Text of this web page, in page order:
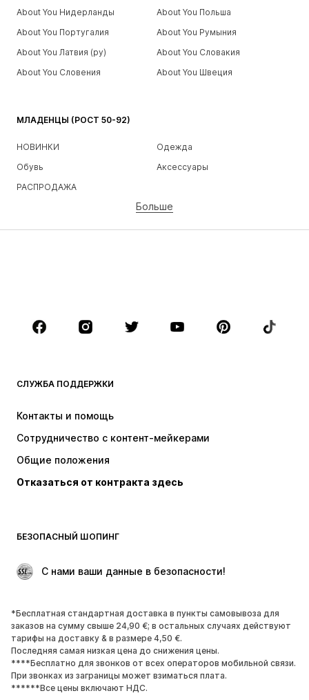
МЛАДЕНЦЫ (РОСТ 50-92)
НОВИНКИ
Одежда
Обувь
Аксессуары
РАСПРОДАЖА
БРЕНДЫ
Nike Sportswear
SUPERFIT
Больше
СЛУЖБА ПОДДЕРЖКИ
Контакты и помощь
Сотрудничество с контент-мейкерами
Общие положения
Отказаться от контракта здесь
БЕЗОПАСНЫЙ ШОПИНГ
С нами ваши данные в безопасности!
*Бесплатная стандартная доставка в пункты самовывоза для
заказов на сумму свыше 24,90 €; в остальных случаях действуют
тарифы на доставку & в размере 4,50 €.
Последняя самая низкая цена до снижения цены.
****Бесплатно для звонков от всех операторов мобильной связи.
При звонках из заграницы может взиматься плата.
******Все цены включают НДС.
About You Нидерланды
About You Польша
About You Португалия
About You Румыния
About You Латвия (ру)
About You Словакия
About You Словения
About You Швеция